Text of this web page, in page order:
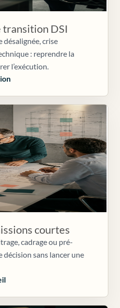
transition DSI
désalignée, crise
: reprendre la
l’exécution.
courtes
cadrage ou pré-
sans lancer une